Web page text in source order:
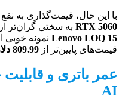
با این حال، قیمت‌گذاری به نفع
RTX 5060 به سختی گران‌تر از
Lenovo LOQ 15 نمونه خوبی
قیمت‌های پایین‌تر از 809.99 دلار
AI